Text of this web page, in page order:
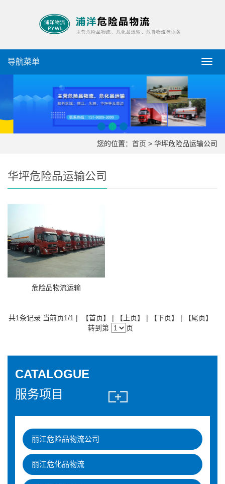
导
航
导航菜单
您的位置： 首页 > 华坪危险品运输公司
华坪危险品运输公司
危险品物流运输
共1条记录 当前页1/1 | 【首页】 | 【上页】 | 【下页】 | 【尾页】
转到第
页
CATALOGUE
服务项目
丽江危险品物流公司
丽江危化品物流